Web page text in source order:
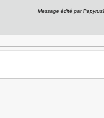
Message édité par